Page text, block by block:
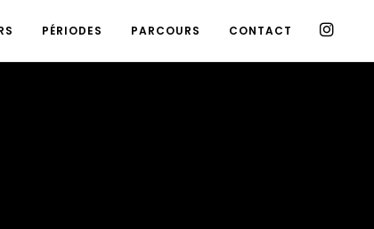
PÉRIODES PARCOURS CONTACT